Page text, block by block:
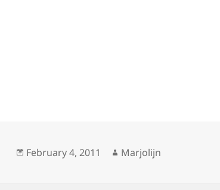
Posted
February 4, 2011 Author
Marjolijn